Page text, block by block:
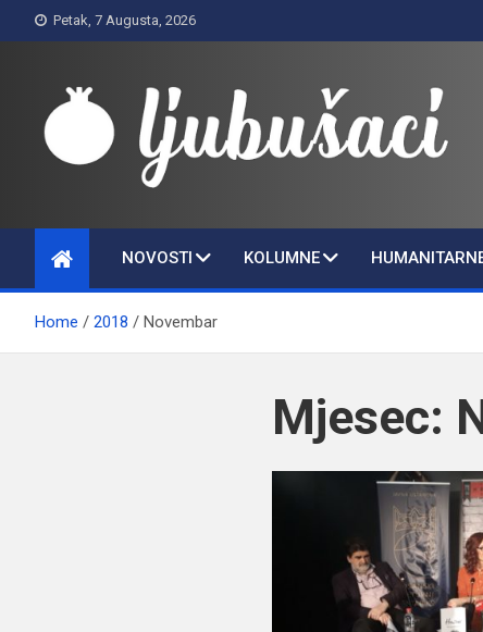
to
Petak, 7 Augusta, 2026
Ljubušaci
NOVOSTI KOLUMNE
Home 2018 Novembar
Mjesec: